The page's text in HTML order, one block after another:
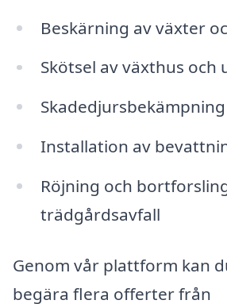
Beskärning av växter
Skötsel av växthus och
Installation av
Röjning och
trädgårdsavfall
Genom vår plattform kan
begära flera offerter från